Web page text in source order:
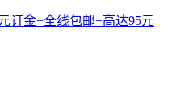
订金+全线包邮+高达95元